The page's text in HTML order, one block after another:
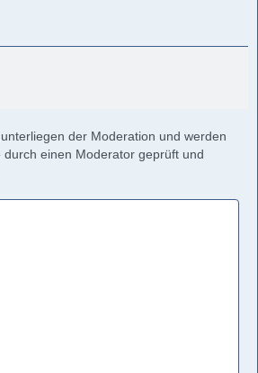
der Moderation und werden
durch einen Moderator geprüft und